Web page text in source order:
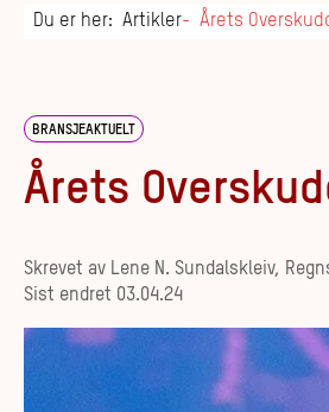
Du er her: Artikler Årets
BRANSJEAKTUELT
Årets
Skrevet av Lene N. Sundalskleiv,
Sist endret 03.04.24